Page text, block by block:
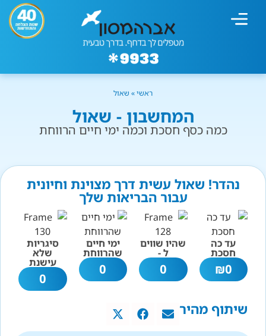
ראשי» שאול
המחשבון - שאול
כמה כסף חסכת וכמה ימי חיים הרווחת
נהדר! שאול עשית דרך מצוינת וחיונית
עבור הבריאות שלך
עד כה
חסכת
0
₪
שהיו שווים
ל -
0
ימי חיים
שהרווחת
0
סיגריות
שלא
עישנת
0
שיתוף מהיר